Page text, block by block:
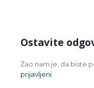
Ostavite
Žao nam je, da biste
prijavljeni.